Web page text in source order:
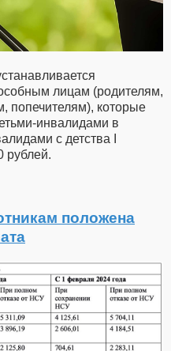
лицам (родителям,
попечителям), которые
инвалидами в
с детства I
рублей.
положена